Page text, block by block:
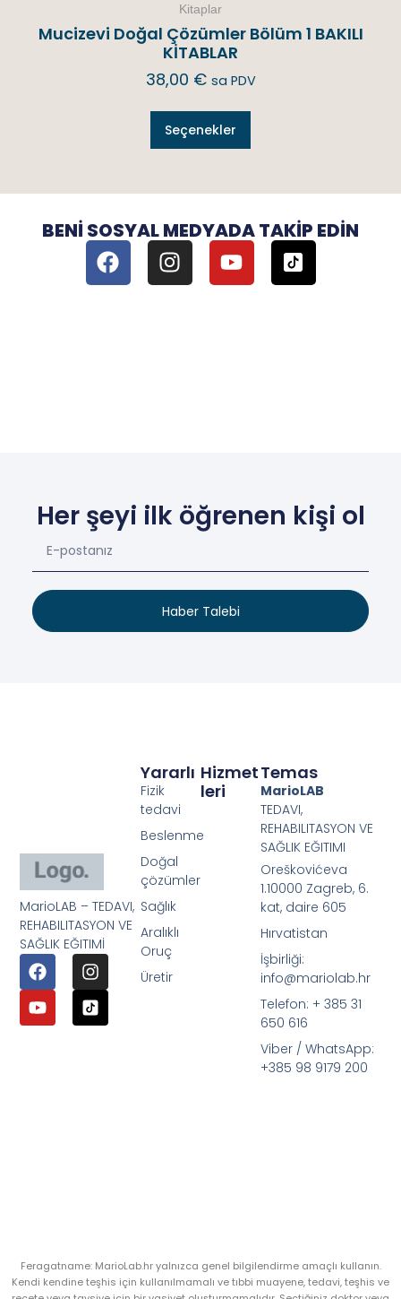
Kitaplar
Mucizevi Doğal Çözümler Bölüm 1 BAKILI
KİTABLAR
38,00 € sa PDV
Seçenekler
BENI SOSYAL MEDYADA TAKIP EDIN
Her şeyi ilk öğrenen kişi ol
Haber Talebi
MarioLAB – TEDAVI,
REHABILITASYON VE
SAĞLIK EĞITIMİ
Hizmet
Leri
Yararlı
Fizik
tedavi
Beslenme
Doğal
çözümler
Sağlık
Aralıklı
Oruç
Üretir
Temas
MarioLAB
TEDAVI,
REHABILITASYON VE
SAĞLIK EĞITIMI
Oreškovićeva
1.10000 Zagreb, 6.
kat, daire 605
Hırvatistan
İşbirliği:
info@mariolab.hr
Telefon: + 385 31
650 616
Viber / WhatsApp:
+385 98 9179 200
Feragatname: MarioLab.hr yalnızca genel bilgilendirme amaçlı kullanın.
Kendi kendine teşhis için kullanılmamalı ve tıbbi muayene, tedavi, teşhis ve